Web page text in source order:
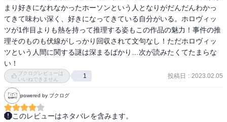
まり好きになれなかったホーソンという人となりがだんだんわかっ
てきて味わい深く、好きになってきている自分がいる。ホロヴィッ
ツが1作目よりも熱を持って推理する姿もこの作品の魅力！事件の推
理そのものも伏線がしっかり回収されて文句なし！ただホロヴィッ
ツという人間に関する謎は深まるばかり…次が読みたくてたまらな
い！
ブクログレビューは
いいねできません
1 投稿日 : 2023.02.05
powered by ブクログ
このレビューはネタバレを含みます。